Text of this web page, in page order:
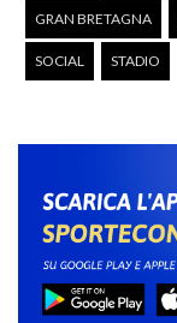
GRAN BRETAGNA
SOCIAL STADIO